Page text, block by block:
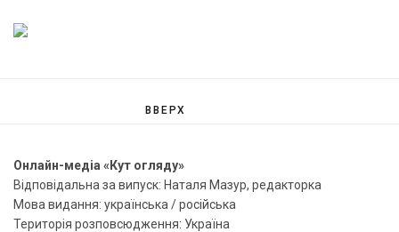
ВВЕРХ
Онлайн-медіа «Кут огляду»
Відповідальна за випуск: Наталя Мазур, редакторка
Мова видання: українська / російська
Територія розповсюдження: Україна